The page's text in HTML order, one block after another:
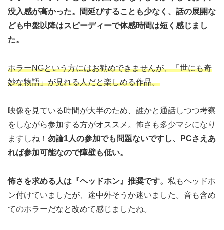
没入感が高かった。間延びすることも少なく、話の展開な
ども中盤以降はスピーディーで体感時間は短く感じまし
た。
ホラーNGという方にはお勧めできませんが、「世にも奇
妙な物語」が見れる人だと楽しめる作品。
映像を見ている時間が大半のため、誰かと通話しつつ考察
をしながら参加する方がオススメ。怖さも多少マシになり
ますしね！ 勿論1人の参加でも問題ないですし、PCさえあ
れば参加可能なので障壁も低い。
怖さを求める人は『ヘッドホン』推奨です。 私もヘッドホ
ン付けていましたが、途中外そうか迷いました。音も含め
てのホラーだなと改めて感じましたね。